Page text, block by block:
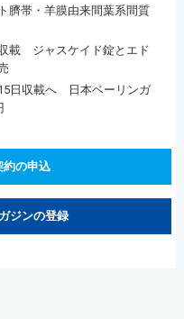
臍帯・羊膜由来間葉系間質
載 ジャスケイド錠とエド
日収載へ 日本ベーリンガ
約の申込
ジンの登録